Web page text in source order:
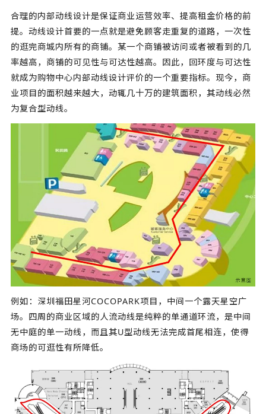
合理的内部动线设计是保证商业运营效率、提高租金价格的前
提。动线设计首要的一点就是避免顾客走重复的道路，一次性
的逛完商城内所有的商铺。某一个商铺被访问或者被看到的几
率越高，商铺的可见性与可达性越高。因此，回环度与可达性
就成为购物中心内部动线设计评价的一个重要指标。现今，商
业项目的面积越来越大，动辄几十万的建筑面积，其动线必然
为复合型动线。
例如：深圳福田星河COCOPARK项目，中间一个露天星空广
场。四周的商业区域的人流动线是纯粹的单通道环流，是中间
无中庭的单一动线，而且其U型动线无法完成首尾相连，使得
商场的可逛性有所降低。